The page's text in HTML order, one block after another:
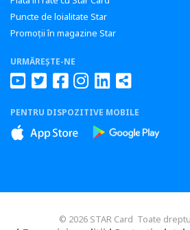
Puncte de loialitate Star
Promoții în magazine Star
URMĂREȘTE-NE
PENTRU DISPOZITIVE MOBILE
© 2026 STAR Card Toate